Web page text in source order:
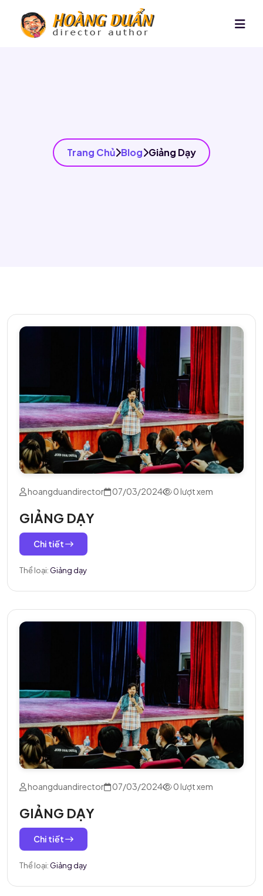
Trang Chủ Blog Giảng Dạy
hoangduandirector 07/03/2024 0 lượt xem
GIẢNG DẠY
Chi tiết
Thể loại: Giảng dạy
hoangduandirector 07/03/2024 0 lượt xem
GIẢNG DẠY
Chi tiết
Thể loại: Giảng dạy